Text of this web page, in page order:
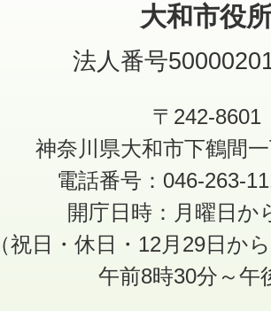
大和市役
法人番号
〒242-8601
神奈川県大和市下鶴間
電話番号：046-263-
開庁日時：月曜日か
（祝日・休日・12月29日か
午前8時30分～午